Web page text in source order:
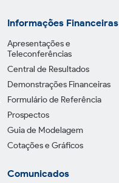
Informações Financeiras
Apresentações e
Teleconferências
Central de Resultados
Demonstrações Financeiras
Formulário de Referência
Prospectos
Guia de Modelagem
Cotações e Gráficos
Comunicados